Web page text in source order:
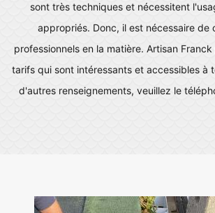
sont très techniques et nécessitent
appropriés. Donc, il est nécessaire de
professionnels en la matière. Artisan
tarifs qui sont intéressants et accessibles à
d'autres renseignements, veuillez le